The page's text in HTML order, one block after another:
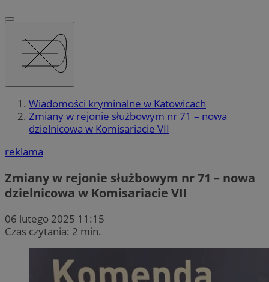
Wiadomości kryminalne w Katowicach
Zmiany w rejonie służbowym nr 71 – nowa
dzielnicowa w Komisariacie VII
reklama
Zmiany w rejonie służbowym nr 71 – nowa
dzielnicowa w Komisariacie VII
06 lutego 2025 11:15
Czas czytania: 2 min.